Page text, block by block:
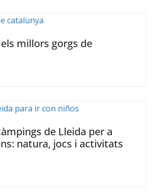
millors gorgs de
de Lleida per a
natura, jocs i activitats